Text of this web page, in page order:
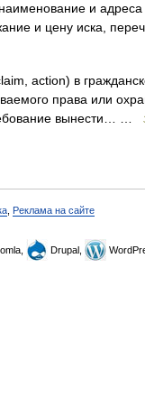
и адреса
и цену иска,
action) в
права или
вынести… …
Реклама на сайте
Drupal,